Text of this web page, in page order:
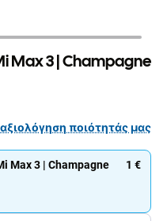
Max 3 | Champagne
ποιότητάς μας
Max 3 | Champagne
1 €